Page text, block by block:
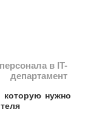
в IT-
департамент
нужно